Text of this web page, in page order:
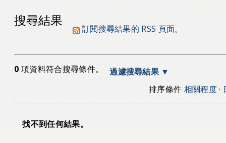
搜尋結果
訂閱搜尋結果的 RSS 頁面。
0 項資料符合搜尋條件。
過濾搜尋結果
排序條件 相關程度·
找不到任何結果。